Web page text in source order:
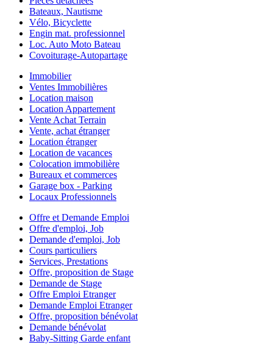
Bateaux, Nautisme
Vélo, Bicyclette
Engin mat. professionnel
Loc. Auto Moto Bateau
Covoiturage-Autopartage
Immobilier
Ventes Immobilières
Location maison
Location Appartement
Vente Achat Terrain
Vente, achat étranger
Location étranger
Location de vacances
Colocation immobilière
Bureaux et commerces
Garage box - Parking
Locaux Professionnels
Offre et Demande Emploi
Offre d'emploi, Job
Demande d'emploi, Job
Cours particuliers
Services, Prestations
Offre, proposition de Stage
Demande de Stage
Offre Emploi Etranger
Demande Emploi Etranger
Offre, proposition bénévolat
Demande bénévolat
Baby-Sitting Garde enfant